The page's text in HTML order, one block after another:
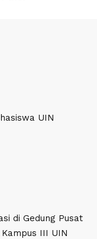
UIN
di Gedung Pusat
III UIN